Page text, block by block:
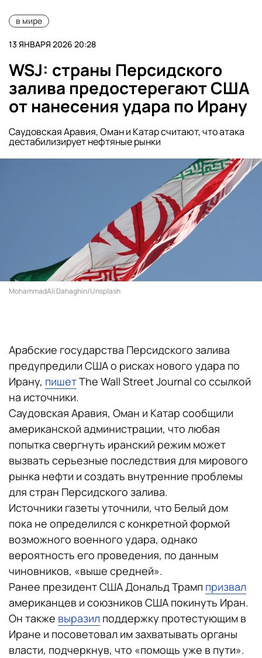
в мире
13 ЯНВАРЯ 2026 20:28
WSJ: cтраны Персидского
залива предостерегают США
от нанесения удара по Ирану
Саудовская Аравия, Оман и Катар считают, что атака
дестабилизирует нефтяные рынки
MohammadAli Dahaghin/Unsplash
Арабские государства Персидского залива
предупредили США о рисках нового удара по
Ирану, пишетThe Wall Street Journal со ссылкой
на источники.
Саудовская Аравия, Оман и Катар сообщили
американской администрации, что любая
попытка свергнуть иранский режим может
вызвать серьезные последствия для мирового
рынка нефти и создать внутренние проблемы
для стран Персидского залива.
Источники газеты уточнили, что Белый дом
пока не определился с конкретной формой
возможного военного удара, однако
вероятность его проведения, по данным
чиновников, «выше средней».
Ранее президент США Дональд Трамп призвал
американцев и союзников США покинуть Иран.
Он также выразил поддержку протестующим в
Иране и посоветовал им захватывать органы
власти, подчеркнув, что «помощь уже в пути».